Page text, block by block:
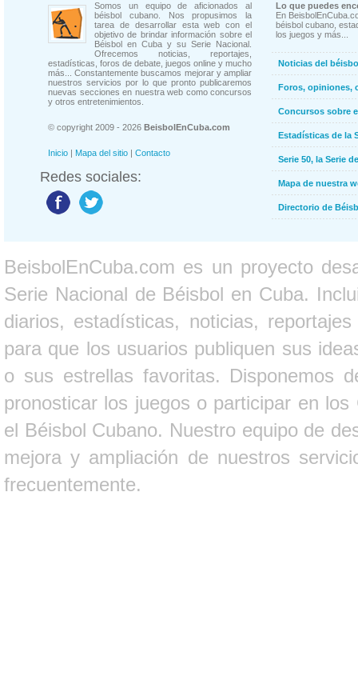
Somos un equipo de aficionados al
béisbol cubano. Nos propusimos la
tarea de desarrollar esta web con el
objetivo de brindar información sobre el
Béisbol en Cuba y su Serie Nacional.
Ofrecemos noticias, reportajes,
estadísticas, foros de debate, juegos online y mucho
más... Constantemente buscamos mejorar y ampliar
nuestros servicios por lo que pronto publicaremos
nuevas secciones en nuestra web como concursos
y otros entretenimientos.
© copyright 2009 - 2026 BeisbolEnCuba.com
Inicio | Mapa del sitio | Contacto
Redes sociales:
Lo que puedes
En
béisbol cubano,
los juegos y más...
Noticias del
Foros, opiniones,
Concursos sobre
Estadísticas de la
Serie 50, la Serie
Mapa de nuestra
Directorio de
BeisbolEnCuba.com es un proyecto
Serie Nacional de Béisbol en Cuba.
diarios, estadísticas, noticias,
para que los usuarios publiquen sus
o sus estrellas favoritas. Disponemos
pronosticar los juegos o participar en
el Béisbol Cubano. Nuestro equipo de
mejora y ampliación de nuestros
frecuentemente.